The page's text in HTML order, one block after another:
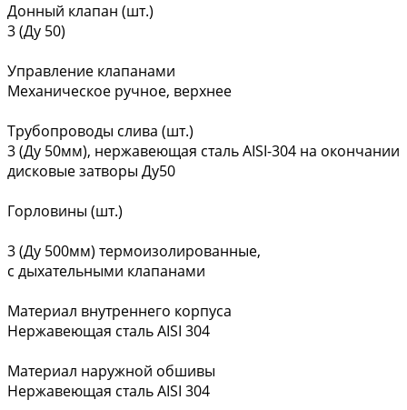
Донный клапан (шт.)
3 (Ду 50)
Управление клапанами
Механическое ручное, верхнее
Трубопроводы слива (шт.)
3 (Ду 50мм), нержавеющая сталь AISI-304 на окончании
дисковые затворы Ду50
Горловины (шт.)
3 (Ду 500мм) термоизолированные,
с дыхательными клапанами
Материал внутреннего корпуса
Нержавеющая сталь AISI 304
Материал наружной обшивы
Нержавеющая сталь AISI 304